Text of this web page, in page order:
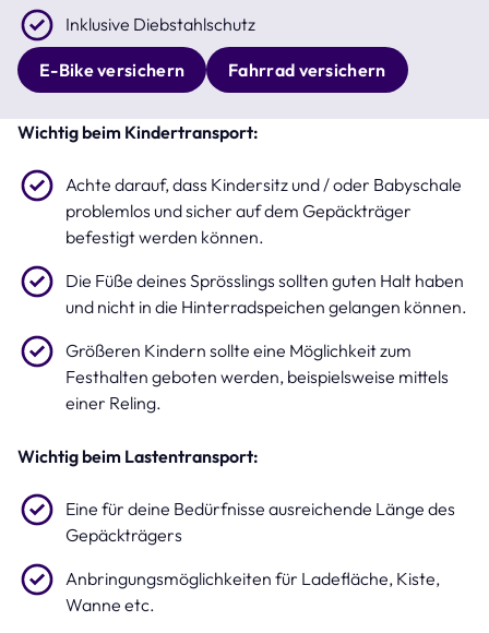
Inklusive Diebstahlschutz
E-Bike versichern Fahrrad versichern
Wichtig beim Kindertransport:
Achte darauf, dass Kindersitz und / oder Babyschale
problemlos und sicher auf dem Gepäckträger
befestigt werden können.
Die Füße deines Sprösslings sollten guten Halt haben
und nicht in die Hinterradspeichen gelangen können.
Größeren Kindern sollte eine Möglichkeit zum
Festhalten geboten werden, beispielsweise mittels
einer Reling.
Wichtig beim Lastentransport:
Eine für deine Bedürfnisse ausreichende Länge des
Gepäckträgers
Anbringungsmöglichkeiten für Ladefläche, Kiste,
Wanne etc.